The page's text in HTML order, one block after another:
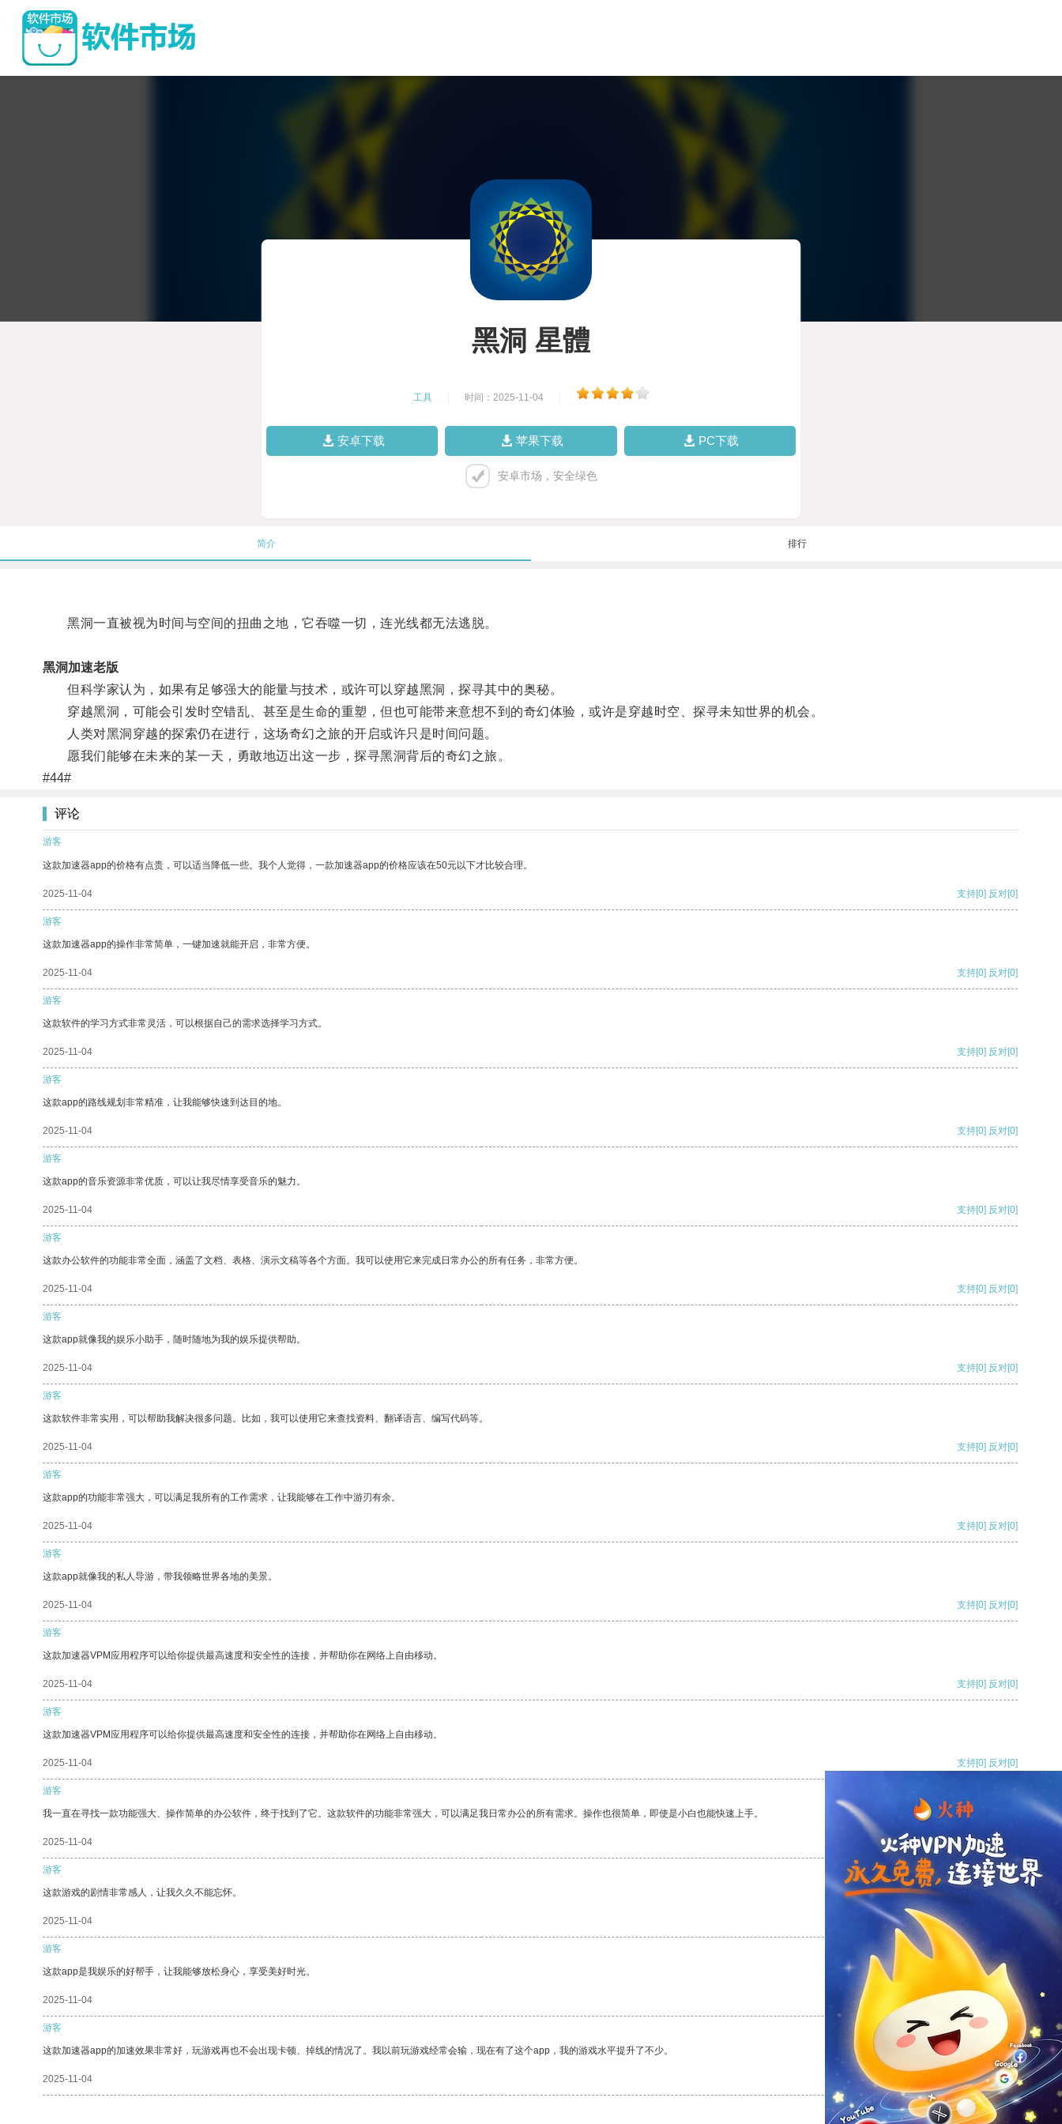
黑洞 星體
工具 时间：2025-11-04
安卓下载 苹果下载 PC下载
安卓市场，安全绿色
简介 排行
黑洞一直被视为时间与空间的扭曲之地，它吞噬一切，连光线都无法逃脱。
黑洞加速老版
但科学家认为，如果有足够强大的能量与技术，或许可以穿越黑洞，探寻其中的奥秘。
穿越黑洞，可能会引发时空错乱、甚至是生命的重塑，但也可能带来意想不到的奇幻体验，或许是穿越时空、探寻未知世界的机会。
人类对黑洞穿越的探索仍在进行，这场奇幻之旅的开启或许只是时间问题。
愿我们能够在未来的某一天，勇敢地迈出这一步，探寻黑洞背后的奇幻之旅。
#44#
评论
游客
这款加速器app的价格有点贵，可以适当降低一些。我个人觉得，一款加速器app的价格应该在50元以下才比较合理。
2025-11-04 支持[0] 反对[0]
游客
这款加速器app的操作非常简单，一键加速就能开启，非常方便。
2025-11-04 支持[0] 反对[0]
游客
这款软件的学习方式非常灵活，可以根据自己的需求选择学习方式。
2025-11-04 支持[0] 反对[0]
游客
这款app的路线规划非常精准，让我能够快速到达目的地。
2025-11-04 支持[0] 反对[0]
游客
这款app的音乐资源非常优质，可以让我尽情享受音乐的魅力。
2025-11-04 支持[0] 反对[0]
游客
这款办公软件的功能非常全面，涵盖了文档、表格、演示文稿等各个方面。我可以使用它来完成日常办公的所有任务，非常方便。
2025-11-04 支持[0] 反对[0]
游客
这款app就像我的娱乐小助手，随时随地为我的娱乐提供帮助。
2025-11-04 支持[0] 反对[0]
游客
这款软件非常实用，可以帮助我解决很多问题。比如，我可以使用它来查找资料、翻译语言、编写代码等。
2025-11-04 支持[0] 反对[0]
游客
这款app的功能非常强大，可以满足我所有的工作需求，让我能够在工作中游刃有余。
2025-11-04 支持[0] 反对[0]
游客
这款app就像我的私人导游，带我领略世界各地的美景。
2025-11-04 支持[0] 反对[0]
游客
这款加速器VPM应用程序可以给你提供最高速度和安全性的连接，并帮助你在网络上自由移动。
2025-11-04 支持[0] 反对[0]
游客
这款加速器VPM应用程序可以给你提供最高速度和安全性的连接，并帮助你在网络上自由移动。
2025-11-04 支持[0] 反对[0]
游客
我一直在寻找一款功能强大、操作简单的办公软件，终于找到了它。这款软件的功能非常强大，可以满足我日常办公的所有需求。操作也很简单，即使是小白也能快速上手。
2025-11-04 支持[0] 反对
游客
这款游戏的剧情非常感人，让我久久不能忘怀。
2025-11-04 支持
游客
这款app是我娱乐的好帮手，让我能够放松身心，享受美好时光。
2025-11-04 反对 [0]
游客
这款加速器app的加速效果非常好，玩游戏再也不会出现卡顿、掉线的情况了。我以前玩游戏经常会输，现在有了这个app，我的游戏水平提升了不少。
2025-11-04 支持[0] 反对[0]